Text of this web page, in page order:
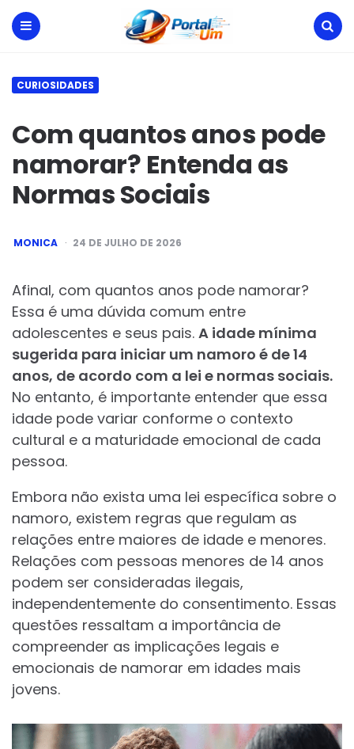
CURIOSIDADES
Com quantos anos pode
namorar? Entenda as
Normas Sociais
POSTED
BY
MONICA 24 DE JULHO DE 2026
Afinal, com quantos anos pode namorar?
Essa é uma dúvida comum entre
adolescentes e seus pais. A idade mínima
sugerida para iniciar um namoro é de 14
anos, de acordo com a lei e normas sociais.
No entanto, é importante entender que essa
idade pode variar conforme o contexto
cultural e a maturidade emocional de cada
pessoa.
Embora não exista uma lei específica sobre o
namoro, existem regras que regulam as
relações entre maiores de idade e menores.
Relações com pessoas menores de 14 anos
podem ser consideradas ilegais,
independentemente do consentimento. Essas
questões ressaltam a importância de
compreender as implicações legais e
emocionais de namorar em idades mais
jovens.